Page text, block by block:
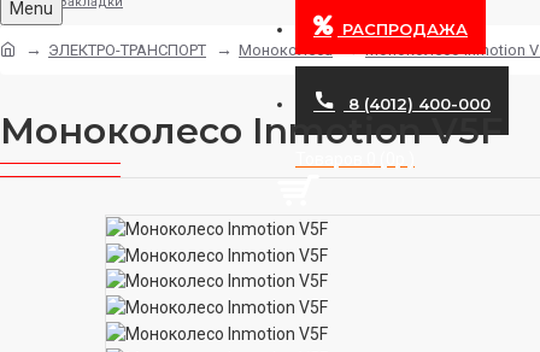
РАСПРОДАЖА
8 (4012) 400-000
Menu
ЭЛЕКТРО-ТРАНСПОРТ Моноколеса Моноколесо Inmotion
Моноколесо Inmotion V5F